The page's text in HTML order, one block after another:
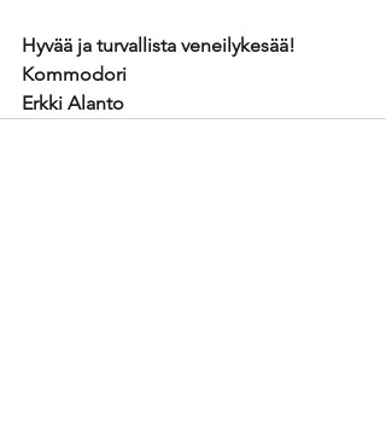
Hyvää ja turvallista veneilykesää!
Kommodori
Erkki Alanto